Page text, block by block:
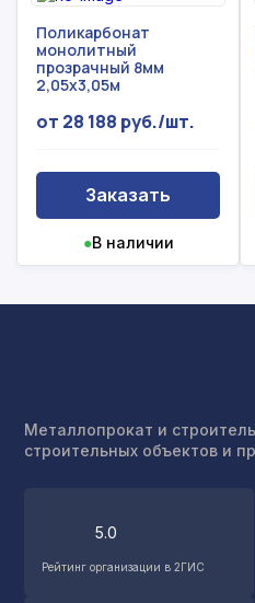
Поликарбонат
монолитный
прозрачный 8мм
2,05x3,05м
от 28 188 руб./шт.
Заказать
●В наличии
Металлопрокат и
строительных объектов и
5.0
Рейтинг организации в 2ГИС